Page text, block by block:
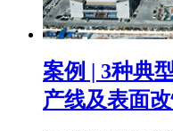
案例 | 3种典
产线及表面改